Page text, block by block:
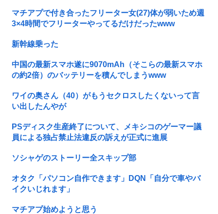
マチアプで付き合ったフリーター女(27)体が弱いため週
3×4時間でフリーターやってるだけだったwww
新幹線乗った
中国の最新スマホ遂に9070mAh（そこらの最新スマホ
の約2倍）のバッテリーを積んでしまうwww
ワイの奥さん（40）がもうセクロスしたくないって言
い出したんやが
PSディスク生産終了について、メキシコのゲーマー議
員による独占禁止法違反の訴えが正式に進展
ソシャゲのストーリー全スキップ部
オタク「パソコン自作できます」DQN「自分で車やバ
イクいじれます」
マチアプ始めようと思う